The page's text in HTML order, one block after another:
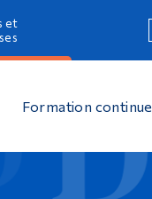
et
Formation continue